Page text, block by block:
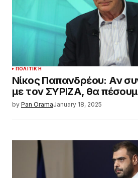
ΠΟΛΙΤΙΚΉ
Νίκος Παπανδρέου: Αν
με τον ΣΥΡΙΖΑ, θα
by Pan OramaJanuary 18, 2025